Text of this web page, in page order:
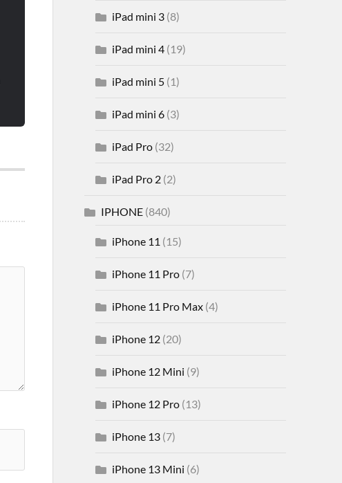
iPad mini 3(8)
iPad mini 4(19)
iPad mini 5(1)
iPad mini 6(3)
iPad Pro(32)
iPad Pro 2(2)
IPHONE(840)
iPhone 11 (15)
iPhone 11 Pro(7)
iPhone 11 Pro Max(4)
iPhone 12(20)
iPhone 12 Mini (9)
iPhone 12 Pro(13)
iPhone 13(7)
iPhone 13 Mini (6)